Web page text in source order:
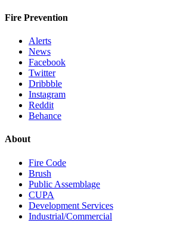
Fire Prevention
Alerts
News
Facebook
Twitter
Dribbble
Instagram
Reddit
Behance
About
Fire Code
Brush
Public Assemblage
CUPA
Development Services
Industrial/Commercial